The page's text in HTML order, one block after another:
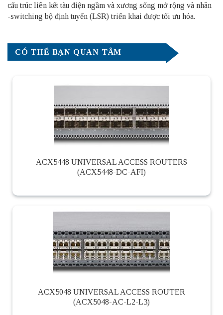
cấu trúc liên kết tàu điện ngầm và xương sống mở rộng và nhãn
-switching bộ định tuyến (LSR) triển khai được tối ưu hóa.
CÓ THỂ BẠN QUAN TÂM
ACX5448 UNIVERSAL ACCESS ROUTERS
(ACX5448-DC-AFI)
ACX5048 UNIVERSAL ACCESS ROUTER
(ACX5048-AC-L2-L3)